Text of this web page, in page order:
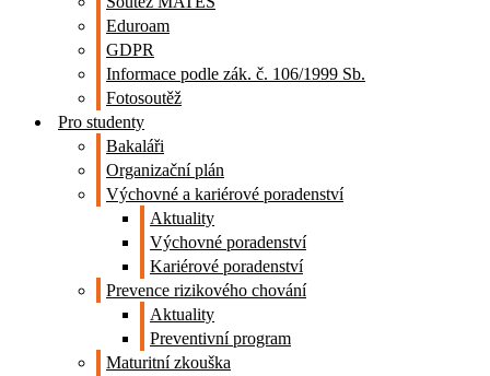
Eduroam
GDPR
Informace podle zák. č. 106/1999 Sb.
Fotosoutěž
Pro studenty
Bakaláři
Organizační plán
Výchovné a kariérové poradenství
Aktuality
Výchovné poradenství
Kariérové poradenství
Prevence rizikového chování
Aktuality
Preventivní program
Maturitní zkouška